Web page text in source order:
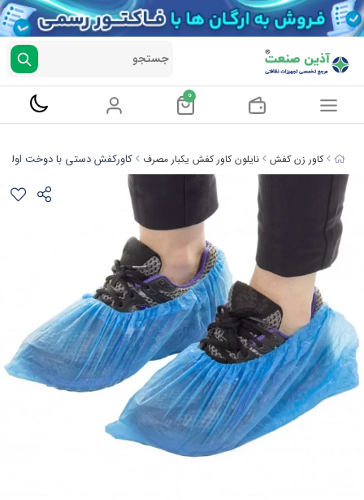
کاور زن کفش نایلون کاور کفش یکبار مصرف کاورکفش دستی با دوخت
جستجو
0